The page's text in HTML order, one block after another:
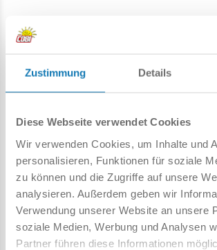
Zustimmung Details
Diese Webseite verwendet Cookies
Wir verwenden Cookies, um Inhalte und
personalisieren, Funktionen für soziale
zu können und die Zugriffe auf unsere
analysieren. Außerdem geben wir
Verwendung unserer Website an unsere
soziale Medien, Werbung und Analysen
Partner führen diese Informationen
Lokalizacja produktu:
Homepage Einzelteile Allgemeines
Achtung: Nicht für Kinder unter 36
Erstickungsgefahr. Kleine Teile könnten
werden. Wir empfehlen, die Verpackung
aufzubewahren. Modell und Farben
Abbildung abweichen.